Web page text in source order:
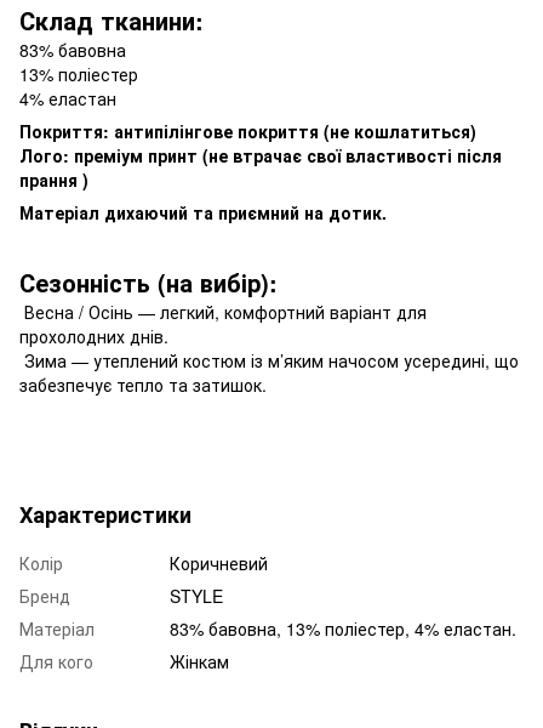
Склад тканини:
83% бавовна
13% поліестер
4% еластан
Покриття: антипілінгове покриття (не кошлатиться)
Лого: преміум принт (не втрачає свої властивості після
прання )
Матеріал дихаючий та приємний на дотик.
Сезонність (на вибір):
Весна / Осінь — легкий, комфортний варіант для
прохолодних днів.
Зима — утеплений костюм із м’яким начосом усередині, що
забезпечує тепло та затишок.
Характеристики
Колір
Коричневий
Бренд
STYLE
Матеріал
83% бавовна, 13% поліестер, 4% еластан.
Для кого
Жінкам